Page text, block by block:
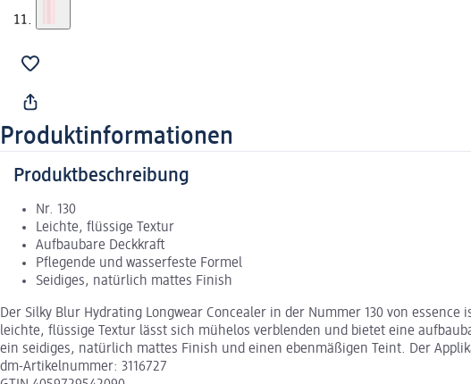
Produktinformationen
Produktbeschreibung
Nr. 130
Leichte, flüssige Textur
Aufbaubare Deckkraft
Pflegende und wasserfeste Formel
Seidiges, natürlich mattes Finish
Der Silky Blur Hydrating Longwear Concealer in der Nummer 130 von
leichte, flüssige Textur lässt sich mühelos verblenden und bietet eine
ein seidiges, natürlich mattes Finish und einen ebenmäßigen Teint. Der
dm-Artikelnummer: 3116727